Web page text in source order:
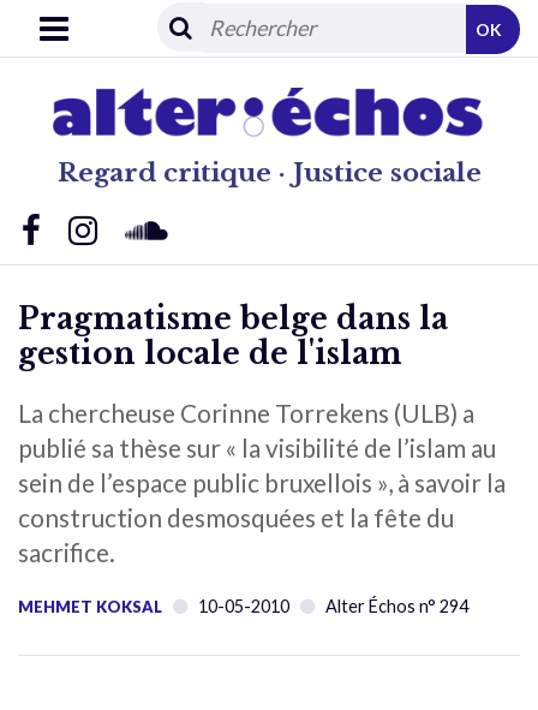
Regard critique · Justice sociale
OK
Pragmatisme belge dans la
gestion locale de l'islam
La chercheuse Corinne Torrekens (ULB) a
publié sa thèse sur « la visibilité de l’islam au
sein de l’espace public bruxellois », à savoir la
construction desmosquées et la fête du
sacrifice.
MEHMET KOKSAL 10-05-2010 Alter Échos n° 294